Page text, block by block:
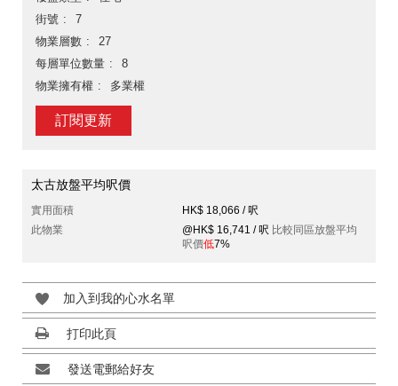
街號
7
物業層數
27
每層單位數量
8
物業擁有權
多業權
訂閱更新
太古放盤平均呎價
實用面積
HK$ 18,066 / 呎
此物業
@HK$ 16,741 / 呎 比較同區放盤平均
呎價低7%
加入到我的心水名單
打印此頁
發送電郵給好友